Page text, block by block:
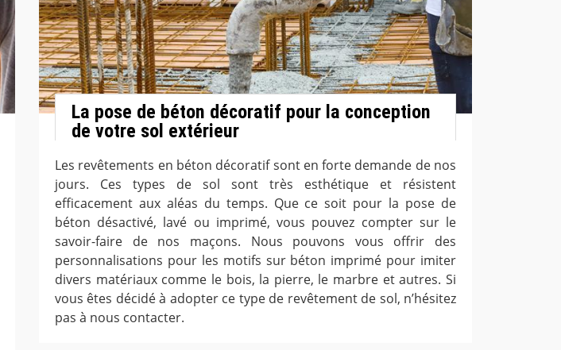
La pose de béton décoratif pour la conception
de votre sol extérieur
Les revêtements en béton décoratif sont en forte demande de nos
jours. Ces types de sol sont très esthétique et résistent
efficacement aux aléas du temps. Que ce soit pour la pose de
béton désactivé, lavé ou imprimé, vous pouvez compter sur le
savoir-faire de nos maçons. Nous pouvons vous offrir des
personnalisations pour les motifs sur béton imprimé pour imiter
divers matériaux comme le bois, la pierre, le marbre et autres. Si
vous êtes décidé à adopter ce type de revêtement de sol, n’hésitez
pas à nous contacter.